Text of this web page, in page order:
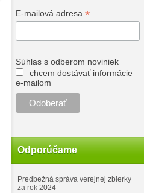
E-mailová adresa *
Súhlas s odberom noviniek
chcem dostávať informácie
e-mailom
Odporúčame
Predbežná správa verejnej zbierky
za rok 2024